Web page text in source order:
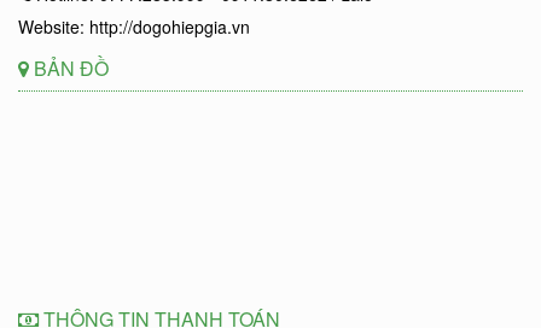
Website: http://dogohiepgia.vn
BẢN ĐỒ
THÔNG TIN THANH TOÁN